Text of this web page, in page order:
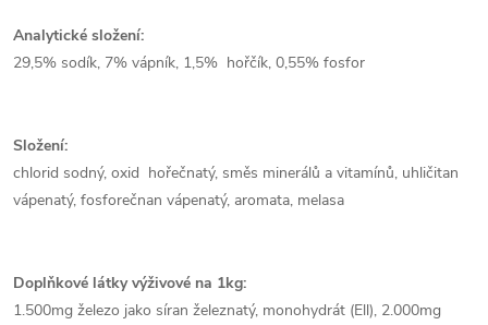
Analytické složení:
29,5% sodík, 7% vápník, 1,5% hořčík, 0,55% fosfor
Složení:
chlorid sodný, oxid hořečnatý, směs minerálů a vitamínů, uhličitan
vápenatý, fosforečnan vápenatý, aromata, melasa
Doplňkové látky výživové na 1kg:
1.500mg železo jako síran železnatý, monohydrát (Ell), 2.000mg